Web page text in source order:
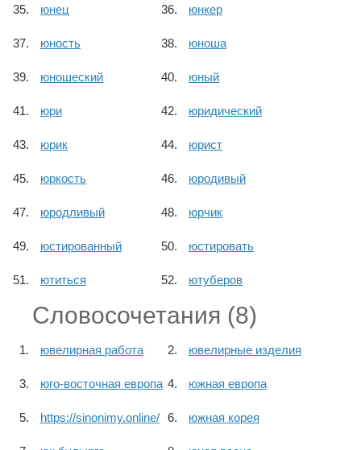
юнец юнкер
юность юноша
юношеский юный
юри юридический
юрик юрист
юркость юродивый
юродливый юрчик
юстированный юстировать
ютиться ютуберов
Словосочетания (8)
ювелирная работа ювелирные изделия
юго-восточная европа южная европа
https://sinonimy.online/ южная корея